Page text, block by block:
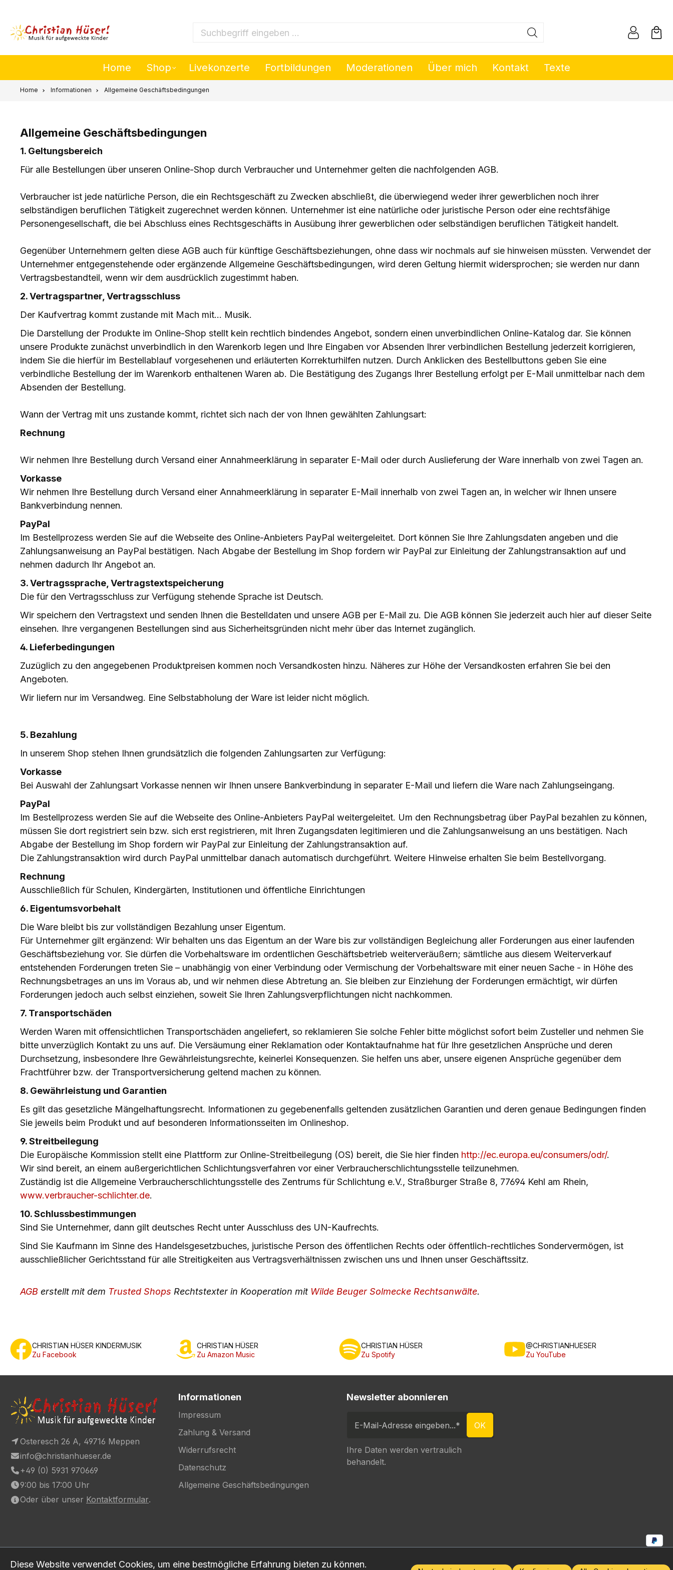
Suchbegriff eingeben ...
Home Shop Livekonzerte Fortbildungen Moderationen Über mich Kontakt Texte
Home Informationen Allgemeine Geschäftsbedingungen
Allgemeine Geschäftsbedingungen
1. Geltungsbereich
Für alle Bestellungen über unseren Online-Shop durch Verbraucher und Unternehmer gelten die nachfolgenden AGB.
Verbraucher ist jede natürliche Person, die ein Rechtsgeschäft zu Zwecken abschließt, die überwiegend weder ihrer gewerblichen noch ihrer
selbständigen beruflichen Tätigkeit zugerechnet werden können. Unternehmer ist eine natürliche oder juristische Person oder eine rechtsfähige
Personengesellschaft, die bei Abschluss eines Rechtsgeschäfts in Ausübung ihrer gewerblichen oder selbständigen beruflichen Tätigkeit handelt.
Gegenüber Unternehmern gelten diese AGB auch für künftige Geschäftsbeziehungen, ohne dass wir nochmals auf sie hinweisen müssten. Verwendet der
Unternehmer entgegenstehende oder ergänzende Allgemeine Geschäftsbedingungen, wird deren Geltung hiermit widersprochen; sie werden nur dann
Vertragsbestandteil, wenn wir dem ausdrücklich zugestimmt haben.
2. Vertragspartner, Vertragsschluss
Der Kaufvertrag kommt zustande mit Mach mit... Musik.
Die Darstellung der Produkte im Online-Shop stellt kein rechtlich bindendes Angebot, sondern einen unverbindlichen Online-Katalog dar. Sie können
unsere Produkte zunächst unverbindlich in den Warenkorb legen und Ihre Eingaben vor Absenden Ihrer verbindlichen Bestellung jederzeit korrigieren,
indem Sie die hierfür im Bestellablauf vorgesehenen und erläuterten Korrekturhilfen nutzen. Durch Anklicken des Bestellbuttons geben Sie eine
verbindliche Bestellung der im Warenkorb enthaltenen Waren ab. Die Bestätigung des Zugangs Ihrer Bestellung erfolgt per E-Mail unmittelbar nach dem
Absenden der Bestellung.
Wann der Vertrag mit uns zustande kommt, richtet sich nach der von Ihnen gewählten Zahlungsart:
Rechnung
Wir nehmen Ihre Bestellung durch Versand einer Annahmeerklärung in separater E-Mail oder durch Auslieferung der Ware innerhalb von zwei Tagen an.
Vorkasse
Wir nehmen Ihre Bestellung durch Versand einer Annahmeerklärung in separater E-Mail innerhalb von zwei Tagen an, in welcher wir Ihnen unsere
Bankverbindung nennen.
PayPal
Im Bestellprozess werden Sie auf die Webseite des Online-Anbieters PayPal weitergeleitet. Dort können Sie Ihre Zahlungsdaten angeben und die
Zahlungsanweisung an PayPal bestätigen. Nach Abgabe der Bestellung im Shop fordern wir PayPal zur Einleitung der Zahlungstransaktion auf und
nehmen dadurch Ihr Angebot an.
3. Vertragssprache, Vertragstextspeicherung
Die für den Vertragsschluss zur Verfügung stehende Sprache ist Deutsch.
Wir speichern den Vertragstext und senden Ihnen die Bestelldaten und unsere AGB per E-Mail zu. Die AGB können Sie jederzeit auch hier auf dieser Seite
einsehen. Ihre vergangenen Bestellungen sind aus Sicherheitsgründen nicht mehr über das Internet zugänglich.
4. Lieferbedingungen
Zuzüglich zu den angegebenen Produktpreisen kommen noch Versandkosten hinzu. Näheres zur Höhe der Versandkosten erfahren Sie bei den
Angeboten.
Wir liefern nur im Versandweg. Eine Selbstabholung der Ware ist leider nicht möglich.
5. Bezahlung
In unserem Shop stehen Ihnen grundsätzlich die folgenden Zahlungsarten zur Verfügung:
Vorkasse
Bei Auswahl der Zahlungsart Vorkasse nennen wir Ihnen unsere Bankverbindung in separater E-Mail und liefern die Ware nach Zahlungseingang.
PayPal
Im Bestellprozess werden Sie auf die Webseite des Online-Anbieters PayPal weitergeleitet. Um den Rechnungsbetrag über PayPal bezahlen zu können,
müssen Sie dort registriert sein bzw. sich erst registrieren, mit Ihren Zugangsdaten legitimieren und die Zahlungsanweisung an uns bestätigen. Nach
Abgabe der Bestellung im Shop fordern wir PayPal zur Einleitung der Zahlungstransaktion auf.
Die Zahlungstransaktion wird durch PayPal unmittelbar danach automatisch durchgeführt. Weitere Hinweise erhalten Sie beim Bestellvorgang.
Rechnung
Ausschließlich für Schulen, Kindergärten, Institutionen und öffentliche Einrichtungen
6. Eigentumsvorbehalt
Die Ware bleibt bis zur vollständigen Bezahlung unser Eigentum.
Für Unternehmer gilt ergänzend: Wir behalten uns das Eigentum an der Ware bis zur vollständigen Begleichung aller Forderungen aus einer laufenden
Geschäftsbeziehung vor. Sie dürfen die Vorbehaltsware im ordentlichen Geschäftsbetrieb weiterveräußern; sämtliche aus diesem Weiterverkauf
entstehenden Forderungen treten Sie – unabhängig von einer Verbindung oder Vermischung der Vorbehaltsware mit einer neuen Sache - in Höhe des
Rechnungsbetrages an uns im Voraus ab, und wir nehmen diese Abtretung an. Sie bleiben zur Einziehung der Forderungen ermächtigt, wir dürfen
Forderungen jedoch auch selbst einziehen, soweit Sie Ihren Zahlungsverpflichtungen nicht nachkommen.
7. Transportschäden
Werden Waren mit offensichtlichen Transportschäden angeliefert, so reklamieren Sie solche Fehler bitte möglichst sofort beim Zusteller und nehmen Sie
bitte unverzüglich Kontakt zu uns auf. Die Versäumung einer Reklamation oder Kontaktaufnahme hat für Ihre gesetzlichen Ansprüche und deren
Durchsetzung, insbesondere Ihre Gewährleistungsrechte, keinerlei Konsequenzen. Sie helfen uns aber, unsere eigenen Ansprüche gegenüber dem
Frachtführer bzw. der Transportversicherung geltend machen zu können.
8. Gewährleistung und Garantien
Es gilt das gesetzliche Mängelhaftungsrecht. Informationen zu gegebenenfalls geltenden zusätzlichen Garantien und deren genaue Bedingungen finden
Sie jeweils beim Produkt und auf besonderen Informationsseiten im Onlineshop.
9. Streitbeilegung
Die Europäische Kommission stellt eine Plattform zur Online-Streitbeilegung (OS) bereit, die Sie hier finden http://ec.europa.eu/consumers/odr/.
Wir sind bereit, an einem außergerichtlichen Schlichtungsverfahren vor einer Verbraucherschlichtungsstelle teilzunehmen.
Zuständig ist die Allgemeine Verbraucherschlichtungsstelle des Zentrums für Schlichtung e.V., Straßburger Straße 8, 77694 Kehl am Rhein,
www.verbraucher-schlichter.de.
10. Schlussbestimmungen
Sind Sie Unternehmer, dann gilt deutsches Recht unter Ausschluss des UN-Kaufrechts.
Sind Sie Kaufmann im Sinne des Handelsgesetzbuches, juristische Person des öffentlichen Rechts oder öffentlich-rechtliches Sondervermögen, ist
ausschließlicher Gerichtsstand für alle Streitigkeiten aus Vertragsverhältnissen zwischen uns und Ihnen unser Geschäftssitz.
AGB erstellt mit dem Trusted Shops Rechtstexter in Kooperation mit Wilde Beuger Solmecke Rechtsanwälte.
CHRISTIAN HÜSER KINDERMUSIK
Zu Facebook
CHRISTIAN HÜSER
Zu Amazon Music
CHRISTIAN HÜSER
Zu Spotify
@CHRISTIANHUESER
Zu YouTube
Osteresch 26 A, 49716 Meppen
info@christianhueser.de
+49 (0) 5931 970669
9:00 bis 17:00 Uhr
Oder über unser Kontaktformular.
Informationen
Impressum
Zahlung & Versand
Widerrufsrecht
Datenschutz
Allgemeine Geschäftsbedingungen
Newsletter abonnieren
OK
Ihre Daten werden vertraulich
behandelt.
Diese Website verwendet Cookies, um eine bestmögliche Erfahrung bieten zu können.